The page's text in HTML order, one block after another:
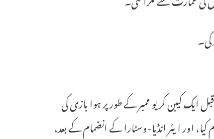
کیبن کریو ممبر کے طور پر ہوا بازی کی
اور ایئر انڈیا-وسٹارا کے انضمام کے بعد،